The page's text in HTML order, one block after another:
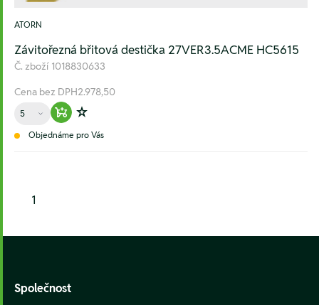
ATORN
Závitořezná břitová destička 27VER3.5ACME HC5615
Č. zboží 1018830633
Cena bez DPH2.978,50
Množství
Warenkorb hinzufügen
Zur Wunschliste hinzufügen
Objednáme pro Vás
1
Footer
Společnost